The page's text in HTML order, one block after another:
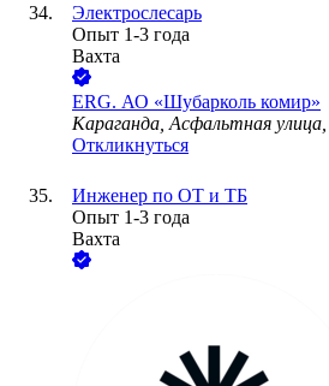
Электрослесарь
Опыт 1-3 года
Вахта
ERG. АО «Шубарколь комир»
Караганда, Асфальтная
Откликнуться
Инженер по ОТ и ТБ
Опыт 1-3 года
Вахта